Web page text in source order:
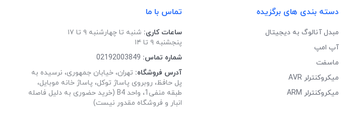
دسته بندی های برگزیده
مبدل آنالوگ به دیجیتال
آپ امپ
ماسفت
میکروکنترلر AVR
میکروکنترلر ARM
تماس با ما
ساعات کاری: شنبه تا چهارشنبه ۹ تا ۱۷
پنجشنبه ۹ تا ۱۴
شماره تماس: 02192003849
آدرس فروشگاه: تهران، خیابان جمهوری، نرسیده به
پل حافظ، روبروی پاساژ توکل، پاساژ خانه موبایل،
طبقه منفی1، واحد B4 (خرید حضوری به دلیل فاصله
انبار و فروشگاه مقدور نیست)